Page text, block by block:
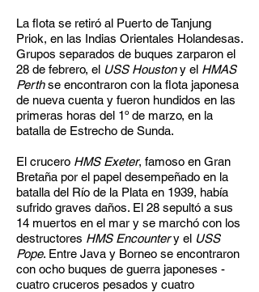
La flota se retiró al Puerto de Tanjung
Priok, en las Indias Orientales Holandesas.
Grupos separados de buques zarparon el
28 de febrero, el USS Houstony el HMAS
Perthse encontraron con la flota japonesa
de nueva cuenta y fueron hundidos en las
primeras horas del 1º de marzo, en la
batalla de Estrecho de Sunda.
El crucero HMS Exeter, famoso en Gran
Bretaña por el papel desempeñado en la
batalla del Río de la Plata en 1939, había
sufrido graves daños. El 28 sepultó a sus
14 muertos en el mar y se marchó con los
destructores HMS Encountery el USS
Pope. Entre Java y Borneo se encontraron
con ocho buques de guerra japoneses -
cuatro cruceros pesados y cuatro